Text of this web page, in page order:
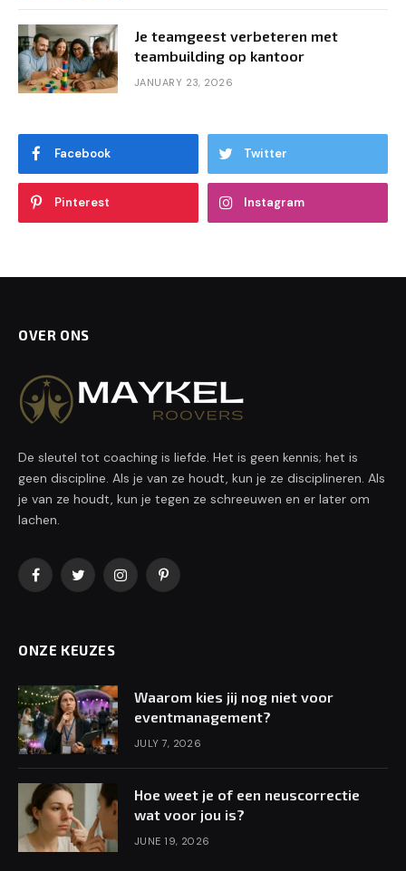
Je teamgeest verbeteren met
teambuilding op kantoor
JANUARY 23, 2026
Facebook Twitter
Pinterest Instagram
OVER ONS
De sleutel tot coaching is liefde. Het is geen kennis; het is
geen discipline. Als je van ze houdt, kun je ze disciplineren. Als
je van ze houdt, kun je tegen ze schreeuwen en er later om
lachen.
FacebookTwitterInstagramPinterest
ONZE KEUZES
Waarom kies jij nog niet voor
eventmanagement?
JULY 7, 2026
Hoe weet je of een neuscorrectie
wat voor jou is?
JUNE 19, 2026